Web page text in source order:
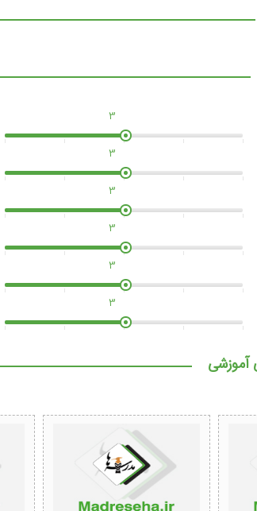
3
3
3
3
3
3
آموزشی